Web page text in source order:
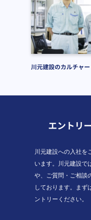
川元建設のカルチャー
エントリ
川元建設への入社を
います。川元建設で
や、ご質問・ご相談
しております。まず
ントリーください。